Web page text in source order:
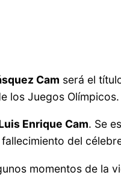
Cam será el
los Juegos Olímpicos.
Enrique Cam. Se
del
momentos de la